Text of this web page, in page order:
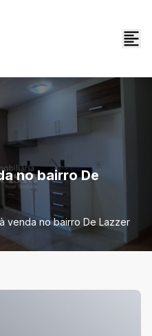
no bairro De
venda no bairro De Lazzer